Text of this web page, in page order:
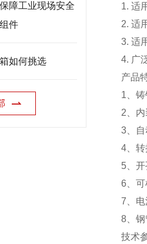
障工业现场安全
件
如何挑选
1. 适
2. 适
3. 适
4. 广
产品
1、
2、
3、
4、
5、
6、
7、
8、
技术